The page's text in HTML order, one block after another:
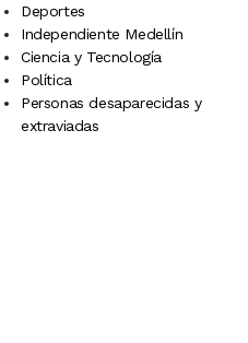
Deportes
Independiente Medellín
Ciencia y Tecnología
Política
Personas desaparecidas y
extraviadas